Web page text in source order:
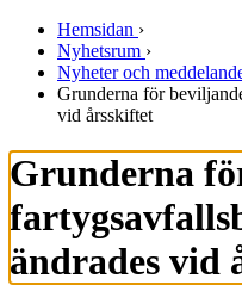
Hemsidan ›
Nyhetsrum ›
Nyheter och
Grunderna för
vid årsskiftet
Grunderna
ändrades vid